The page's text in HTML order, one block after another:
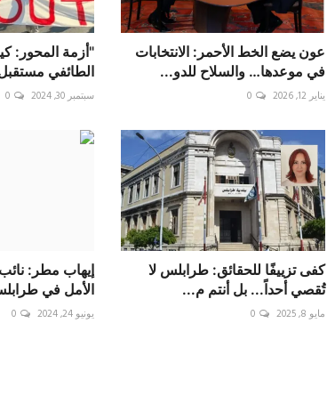
عون يضع الخط الأحمر: الانتخابات
في موعدها… والسلاح للدو...
يناير 12, 2026 0
"أزمة المحور:
الطائفي
سبتمبر 30, 2024 0
كفى تزييفًا للحقائق: طرابلس لا
تُقصي أحداً... بل أنتم م...
مايو 8, 2025 0
إيهاب مطر:
الأمل في
يونيو 24, 2024 0